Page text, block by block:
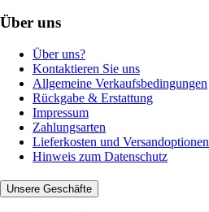
Über uns
Über uns?
Kontaktieren Sie uns
Allgemeine Verkaufsbedingungen
Rückgabe & Erstattung
Impressum
Zahlungsarten
Lieferkosten und Versandoptionen
Hinweis zum Datenschutz
Unsere Geschäfte